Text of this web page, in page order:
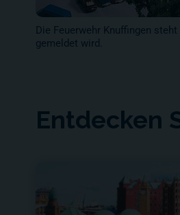
Die Feuerwehr Knuffingen
gemeldet wird.
Entdecken